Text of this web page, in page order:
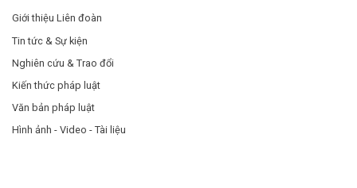
Giới thiệu Liên đoàn
Tin tức & Sự kiện
Nghiên cứu & Trao đổi
Kiến thức pháp luật
Văn bản pháp luật
Hình ảnh - Video - Tài liệu